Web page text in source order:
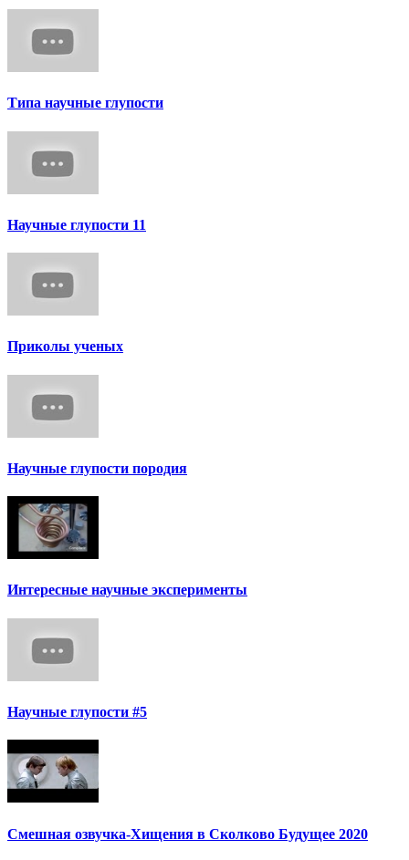
Типа научные глупости
Научные глупости 11
Приколы ученых
Научные глупости породия
Интересные научные эксперименты
Научные глупости #5
Смешная озвучка-Хищения в Сколково Будущее 2020